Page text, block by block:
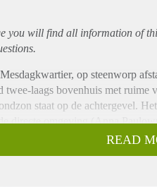
you will find all information of
op steenworp
twee-laags bovenhuis met
staat op de achtergevel.
directe omgeving (Anna
entreehal met
READ